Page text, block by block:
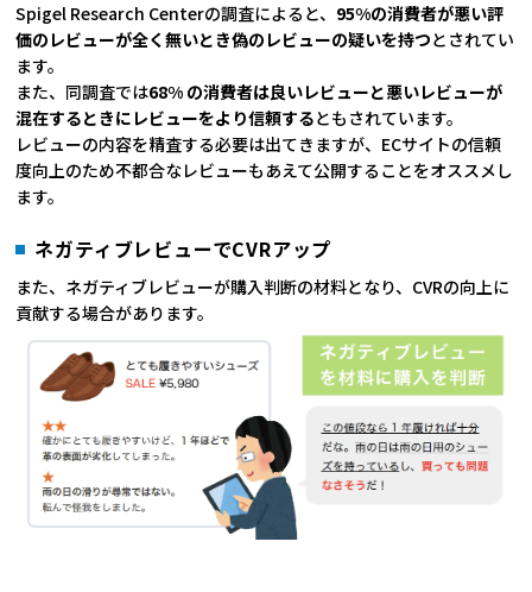
Spigel Research Centerの調査によると、 95%の消費者が悪い評
価のレビューが全く無いとき偽のレビューの疑いを持つとされてい
ます。
また、同調査では68% の消費者は良いレビューと悪いレビューが
混在するときにレビューをより信頼するともされています。
レビューの内容を精査する必要は出てきますが、ECサイトの信頼
度向上のため不都合なレビューもあえて公開することをオススメし
ます。
ネガティブレビューでCVRアップ
また、ネガティブレビューが購入判断の材料となり、CVRの向上に
貢献する場合があります。